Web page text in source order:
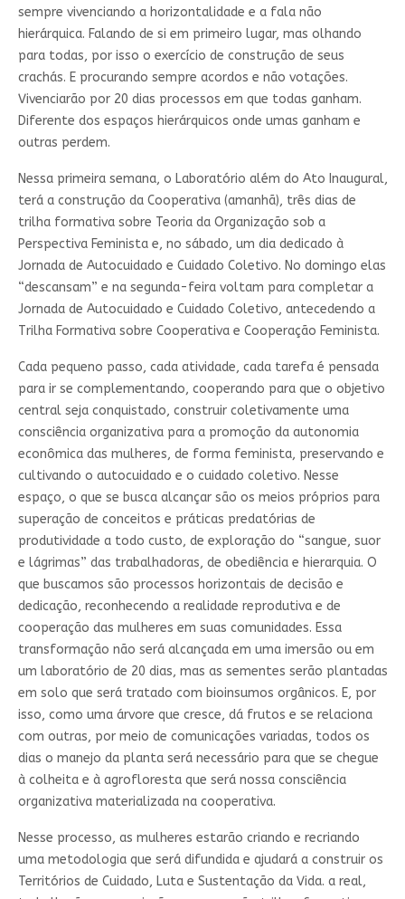
sempre vivenciando a horizontalidade e a fala não
hierárquica. Falando de si em primeiro lugar, mas olhando
para todas, por isso o exercício de construção de seus
crachás. E procurando sempre acordos e não votações.
Vivenciarão por 20 dias processos em que todas ganham.
Diferente dos espaços hierárquicos onde umas ganham e
outras perdem.
Nessa primeira semana, o Laboratório além do Ato Inaugural,
terá a construção da Cooperativa (amanhã), três dias de
trilha formativa sobre Teoria da Organização sob a
Perspectiva Feminista e, no sábado, um dia dedicado à
Jornada de Autocuidado e Cuidado Coletivo. No domingo elas
“descansam” e na segunda-feira voltam para completar a
Jornada de Autocuidado e Cuidado Coletivo, antecedendo a
Trilha Formativa sobre Cooperativa e Cooperação Feminista.
Cada pequeno passo, cada atividade, cada tarefa é pensada
para ir se complementando, cooperando para que o objetivo
central seja conquistado, construir coletivamente uma
consciência organizativa para a promoção da autonomia
econômica das mulheres, de forma feminista, preservando e
cultivando o autocuidado e o cuidado coletivo. Nesse
espaço, o que se busca alcançar são os meios próprios para
superação de conceitos e práticas predatórias de
produtividade a todo custo, de exploração do “sangue, suor
e lágrimas” das trabalhadoras, de obediência e hierarquia. O
que buscamos são processos horizontais de decisão e
dedicação, reconhecendo a realidade reprodutiva e de
cooperação das mulheres em suas comunidades. Essa
transformação não será alcançada em uma imersão ou em
um laboratório de 20 dias, mas as sementes serão plantadas
em solo que será tratado com bioinsumos orgânicos. E, por
isso, como uma árvore que cresce, dá frutos e se relaciona
com outras, por meio de comunicações variadas, todos os
dias o manejo da planta será necessário para que se chegue
à colheita e à agrofloresta que será nossa consciência
organizativa materializada na cooperativa.
Nesse processo, as mulheres estarão criando e recriando
uma metodologia que será difundida e ajudará a construir os
Territórios de Cuidado, Luta e Sustentação da Vida. a real,